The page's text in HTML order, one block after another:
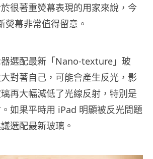
很著重熒幕表現的用家來說，今
熒幕非常值得留意。
選配最新「Nano-texture」玻
對著自己，可能會產生反光，影
再大幅減低了光線反射，特別是
如果平時用 iPad 明顯被反光問題
選配最新玻璃。